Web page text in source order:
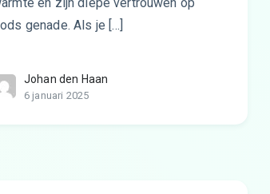
genade. Als je […]
Johan den Haan
6 januari 2025